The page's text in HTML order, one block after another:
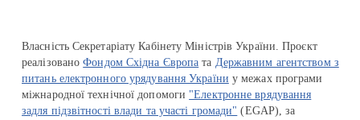
Власність Секретаріату Кабінету Міністрів України. Проєкт
реалізованоФондом Східна Європа та Державним агентством з
питань електронного урядування України у межах програми
міжнародної технічної допомоги "Електронне врядування
задля підзвітності влади та участі громади" (EGAP), за